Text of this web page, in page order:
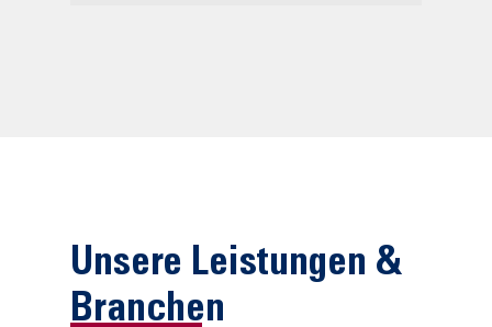
Unsere Leistungen &
Branchen